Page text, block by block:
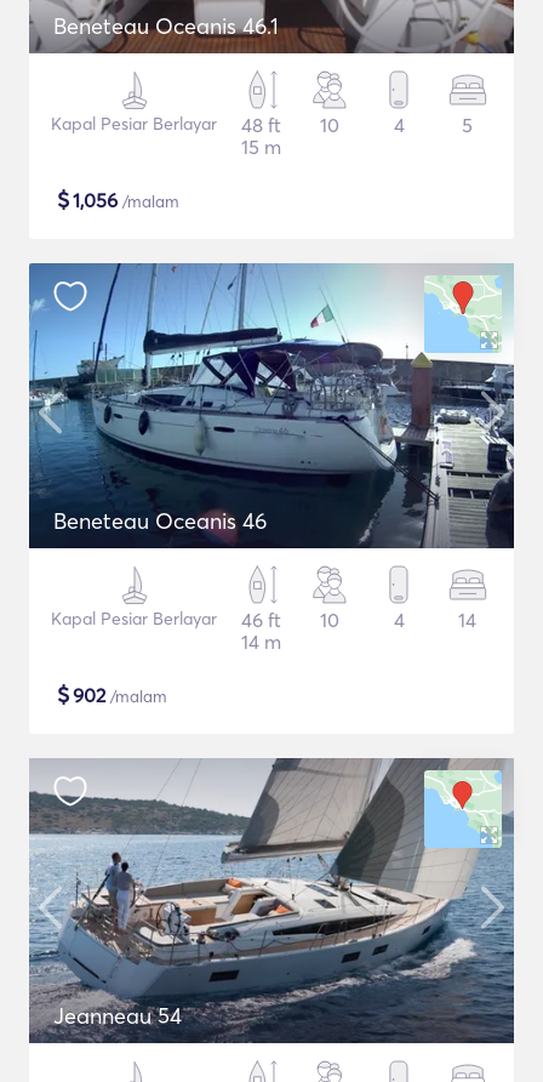
Beneteau Oceanis 46.1
Kapal Pesiar Berlayar
48 ft
15 m
10 4 5
$1,056 /malam
Beneteau Oceanis 46
Kapal Pesiar Berlayar
46 ft
14 m
10 4 14
$902/malam
Jeanneau 54